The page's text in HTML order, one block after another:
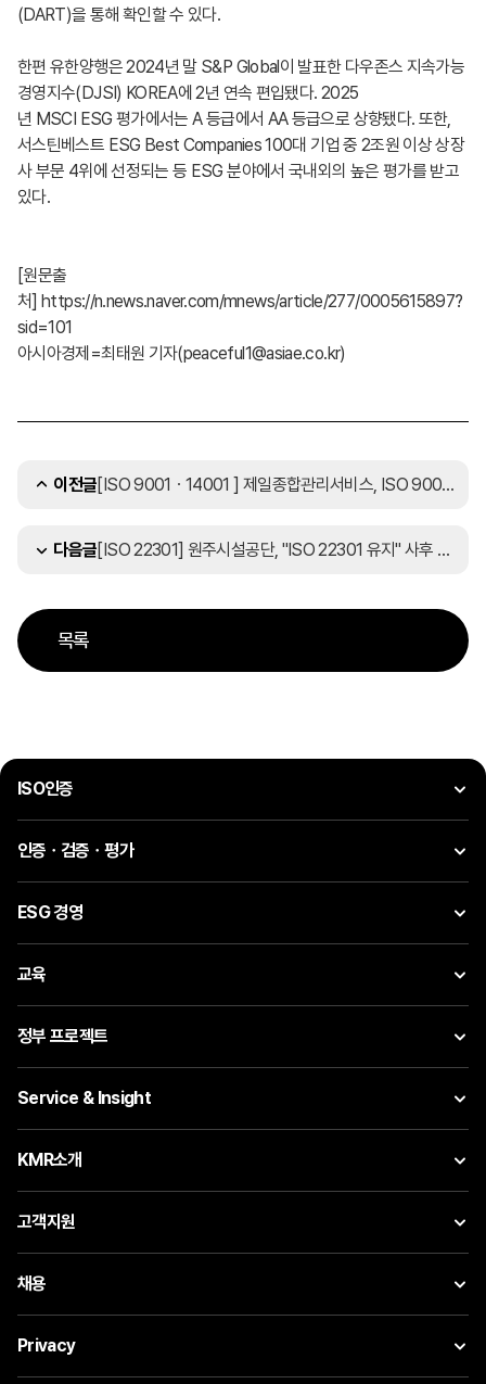
(DART)을 통해 확인할 수 있다.
한편 유한양행은 2024년 말 S&P Global이 발표한 다우존스 지속가능
경영지수(DJSI) KOREA에 2년 연속 편입됐다. 2025
년 MSCI ESG 평가에서는 A 등급에서 AA 등급으로 상향됐다. 또한,
서스틴베스트 ESG Best Companies 100대 기업 중 2조원 이상 상장
사 부문 4위에 선정되는 등 ESG 분야에서 국내외의 높은 평가를 받고
있다.
[원문출
처]https://n.news.naver.com/mnews/article/277/0005615897?
sid=101
아시아경제=최태원 기자(peaceful1@asiae.co.kr)
이전글 [ISO 9001ㆍ14001 ] 제일종합관리서비스, ISO 9001ㆍ14001 동시 인증 획득
다음글 [ISO 22301] 원주시설공단, "ISO 22301 유지" 사후 심사…"적합" 판정
목록
ISO인증
인증ㆍ검증ㆍ평가
ESG 경영
교육
정부 프로젝트
Service & Insight
KMR소개
고객지원
채용
Privacy